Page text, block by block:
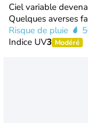
Ciel variable
Quelques averses
Risque de pluie
Indice UV3 Modéré